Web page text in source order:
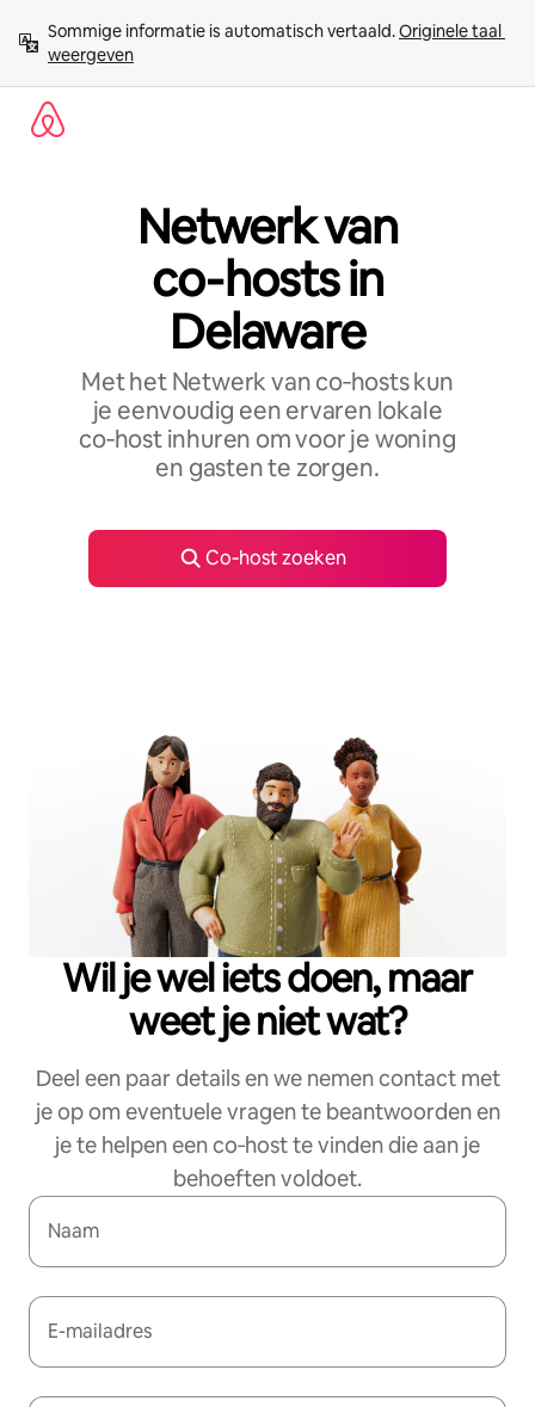
direct
naar
inhoud
Sommige informatie is automatisch vertaald. Originele taal
weergeven
Netwerk van
co‑hosts in
Delaware
Met het Netwerk van co‑hosts kun
je eenvoudig een ervaren lokale
co‑host inhuren om voor je woning
en gasten te zorgen.
Co‑host zoeken
Wil je wel iets doen, maar
weet je niet wat?
Deel een paar details en we nemen contact met
je op om eventuele vragen te beantwoorden en
je te helpen een co‑host te vinden die aan je
behoeften voldoet.
Naam
E-mailadres